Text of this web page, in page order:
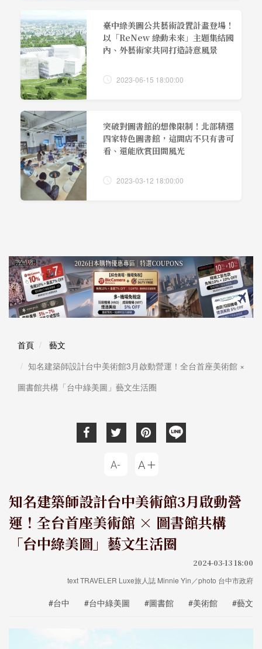
臺中綠美圖公共藝術設置計畫登場！
以「ReNew 綠動未來」主題集結國
內、外藝術家共同打造詩意風景
2023-06-15 18:00:00
突破對圖書館的想像限制！北部精選
四家特色圖書館，這間店不只有書可
看、還能欣賞田間風光
2023-03-12 18:00:00
首頁
藝文
知名建築師設計台中美術館3月啟動營運！全台首座美術館 ×
圖書館共構「台中綠美圖」藝文生活圈
知名建築師設計台中美術館3月啟動營
運！全台首座美術館 × 圖書館共構
「台中綠美圖」藝文生活圈
2024-03-13 18:00
text TRAVELER Luxe旅人誌 Minnie Yin／photo 台中市政府
#台中 #台中綠美圖 #圖書館 #美術館 #藝文